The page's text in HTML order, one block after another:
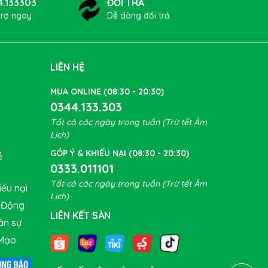
ngay
ĐỔI TRẢ
Dễ dàng đổi trả
nại
sự
LIÊN HỆ
MUA ONLINE (08:30 - 20:30)
0344.133.303
Tất cả các ngày trong tuần (Trừ tết Âm
Lịch)
GÓP Ý & KHIẾU NẠI (08:30 - 20:30)
0333.011101
Tất cả các ngày trong tuần (Trừ tết Âm
Lịch)
LIÊN KẾT SÀN